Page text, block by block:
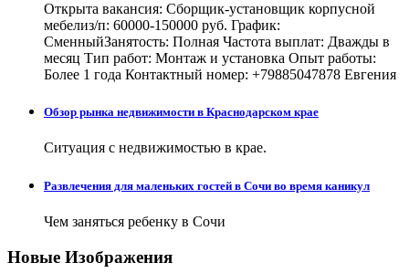
Открыта вакансия: Сборщик-установщик корпусной
мебелиз/п: 60000-150000 руб. График:
СменныйЗанятость: Полная Частота выплат: Дважды в
месяц Тип работ: Монтаж и установка Опыт работы:
Более 1 года Контактный номер: +79885047878 Евгения
Обзор рынка недвижимости в Краснодарском крае
Ситуация с недвижимостью в крае.
Развлечения для маленьких гостей в Сочи во время каникул
Чем заняться ребенку в Сочи
Новые Изображения